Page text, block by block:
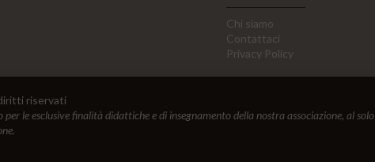
Chi siamo
Contattaci
Privacy Policy
riservati
le esclusive finalità didattiche e di insegnamento della nostra associazione, al solo